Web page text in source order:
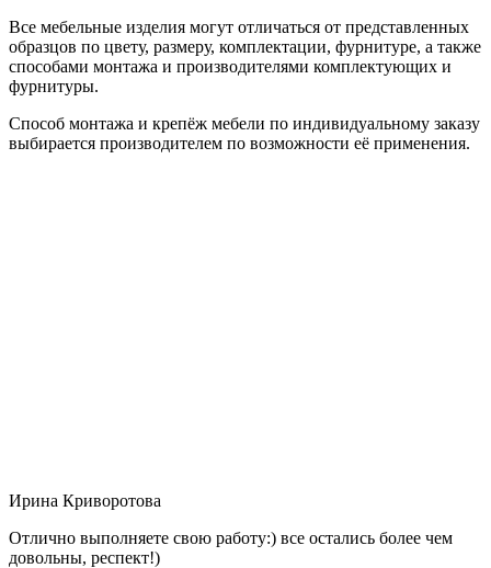
Все мебельные изделия могут отличаться от представленных
образцов по цвету, размеру, комплектации, фурнитуре, а также
способами монтажа и производителями комплектующих и
фурнитуры.
Способ монтажа и крепёж мебели по индивидуальному заказу
выбирается производителем по возможности её применения.
Ирина Криворотова
Отлично выполняете свою работу:) все остались более чем
довольны, респект!)